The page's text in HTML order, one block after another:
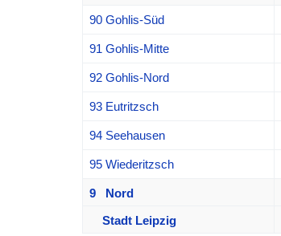
90 Gohlis-Süd
91 Gohlis-Mitte
92 Gohlis-Nord
93 Eutritzsch
94 Seehausen
95 Wiederitzsch
9 Nord
Stadt Leipzig